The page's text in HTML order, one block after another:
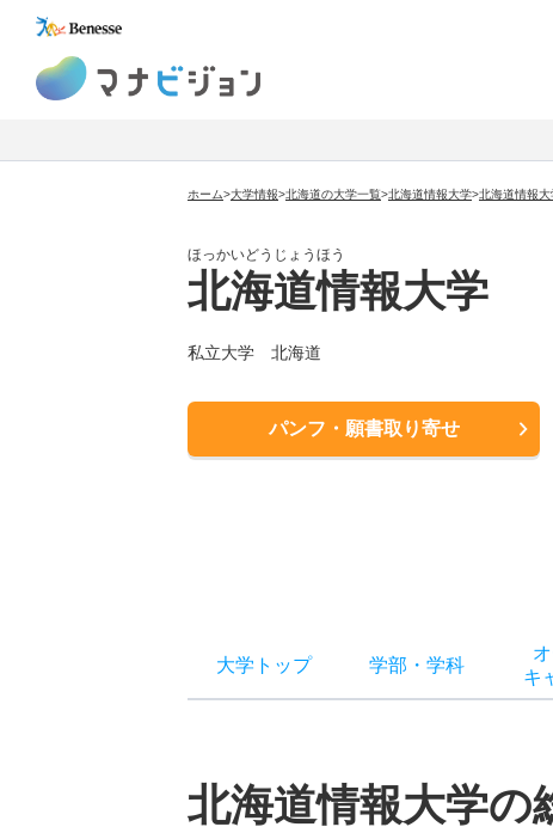
ホーム>大学情報>北海道の大学一覧>北海道情報大学>北海道情報大
ほっかいどうじょうほう
北海道情報大学
私立大学 北海道
パンフ・願書取り寄せ
大学トップ 学部 ・ 学科
キ
北海道情報大学の